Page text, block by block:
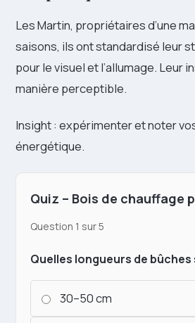
Les Martin, propriétaires d’une
saisons, ils ont standardisé leur
pour le visuel et l’allumage. Leur
manière perceptible.
Insight : expérimenter et noter
énergétique.
Quiz – Bois de chauffage
Question 1 sur 5
Quelles longueurs de
30–50 cm